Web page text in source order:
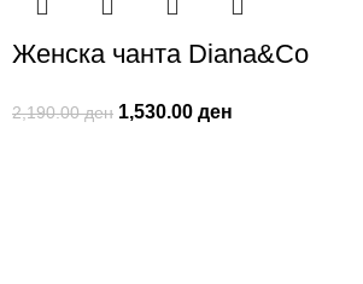
Женска чанта Diana&Co
2,190.00ден 1,530.00ден